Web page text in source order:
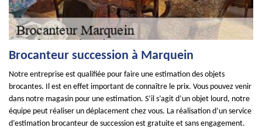
Brocanteur succession à Marquein
Notre entreprise est qualifiée pour faire une estimation des objets
brocantes. Il est en effet important de connaître le prix. Vous pouvez venir
dans notre magasin pour une estimation. S’il s’agit d’un objet lourd, notre
équipe peut réaliser un déplacement chez vous. La réalisation d’un service
d’estimation brocanteur de succession est gratuite et sans engagement.